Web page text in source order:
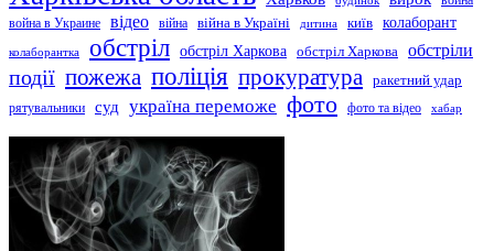
война в Украине відео війна війна в Україні дитина київ колаборант
колаборантка обстріл обстріл Харкова обстріл Харкова обстріли
події пожежа поліція прокуратура
ракетний удар
рятувальники
суд україна переможе фото фото та відео хабар